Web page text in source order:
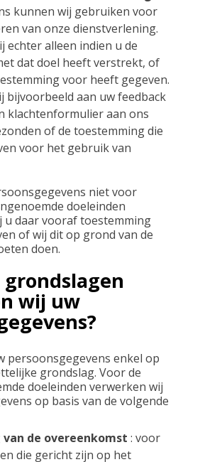
kunnen wij gebruiken voor
van onze dienstverlening.
echter alleen indien u de
dat doel heeft verstrekt, of
voor heeft gegeven.
bijvoorbeeld aan uw feedback
klachtenformulier aan ons
of de toestemming die
voor het gebruik van
niet voor
doeleinden
u daar vooraf toestemming
of wij dit op grond van de
doen.
wij uw
persoonsgegevens enkel op
grondslag. Voor de
doeleinden verwerken wij
op basis van de volgende
de overeenkomst : voor
die gericht zijn op het